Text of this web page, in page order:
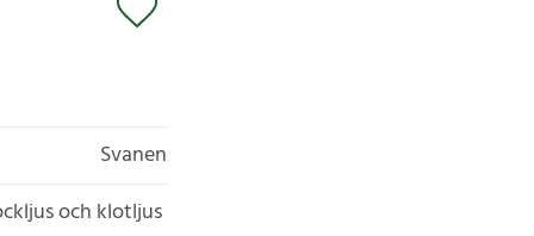
Svanen
och klotljus